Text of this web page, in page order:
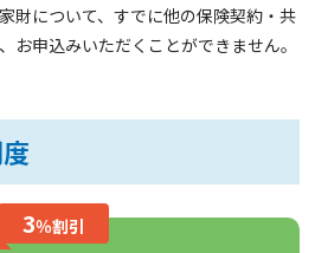
財について、すでに他の保険契約・共
お申込みいただくことができません。
3％割引